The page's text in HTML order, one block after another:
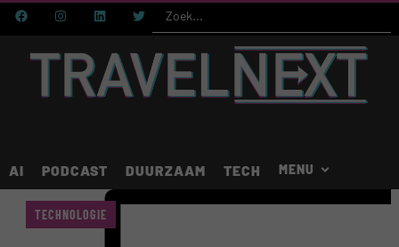
AI PODCAST DUURZAAM TECH
TECHNOLOGIE